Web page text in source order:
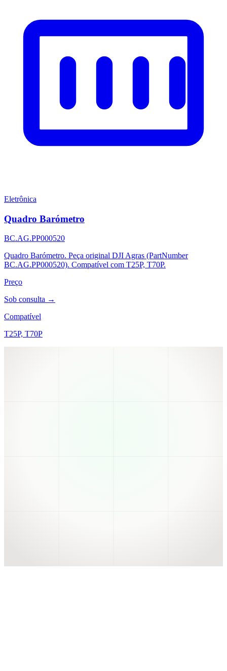
Eletrônica
Quadro Barómetro
BC.AG.PP000520
Quadro Barómetro. Peça original DJI Agras (PartNumber
BC.AG.PP000520). Compatível com T25P, T70P.
Preço
Sob consulta →
Compatível
T25P, T70P